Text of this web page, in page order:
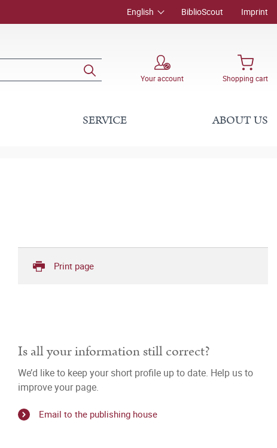
English BiblioScout Imprint
Your account Shopping cart
SERVICE ABOUT US
Print page
Is all your information still correct?
We’d like to keep your short profile up to date. Help us to
improve your page.
Email to the publishing house